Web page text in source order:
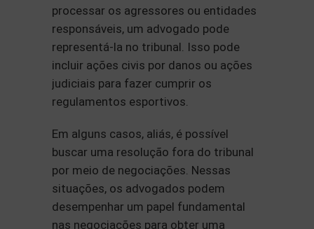
processar os agressores ou entidades
responsáveis, um advogado pode
representá-la no tribunal. Isso pode
incluir ações civis por danos ou ações
judiciais para fazer cumprir os
regulamentos esportivos.
Em alguns casos, aliás, é possível
buscar uma resolução fora do tribunal
por meio de negociações. Nessas
situações, os advogados podem
desempenhar um papel fundamental
nas negociações para obter uma